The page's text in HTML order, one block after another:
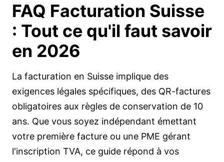
FAQ Facturation Suisse
: Tout ce qu'il faut savoir
en 2026
La facturation en Suisse implique des
exigences légales spécifiques, des QR-factures
obligatoires aux règles de conservation de 10
ans. Que vous soyez indépendant émettant
votre première facture ou une PME gérant
l'inscription TVA, ce guide répond à vos